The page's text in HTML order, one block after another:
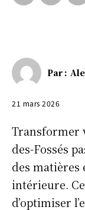
Par :
21 mars 2026
Transformer
des-Fossés
des matières
intérieure.
d’optimiser